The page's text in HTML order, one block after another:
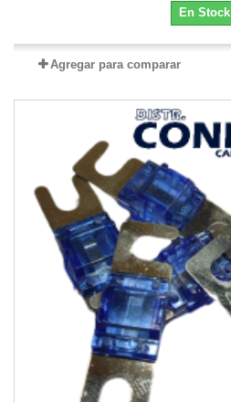
En Stock
Agregar para comparar